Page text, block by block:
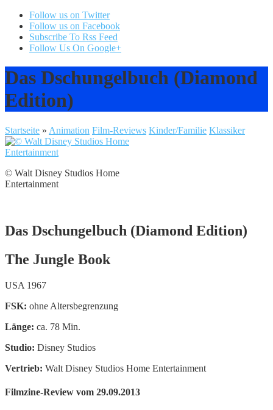
Follow us on Twitter
Follow us on Facebook
Subscribe To Rss Feed
Follow Us On Google+
Das Dschungelbuch (Diamond
Edition)
Startseite » Animation Film-Reviews Kinder/Familie Klassiker
© Walt Disney Studios Home
Entertainment
Das Dschungelbuch (Diamond Edition)
The Jungle Book
USA 1967
FSK: ohne Altersbegrenzung
Länge: ca. 78 Min.
Studio: Disney Studios
Vertrieb: Walt Disney Studios Home Entertainment
Filmzine-Review vom 29.09.2013